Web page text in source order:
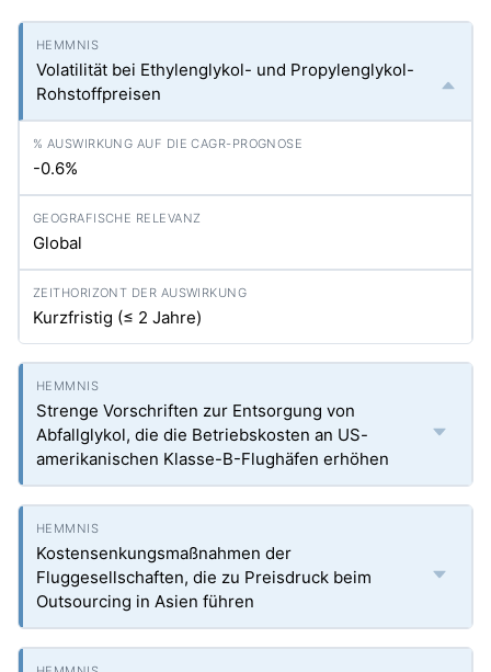
Volatilität bei Ethylenglykol- und Propylenglykol-
Rohstoffpreisen
-0.6%
Global
Kurzfristig (≤ 2 Jahre)
Strenge Vorschriften zur Entsorgung von
Abfallglykol, die die Betriebskosten an US-
amerikanischen Klasse-B-Flughäfen erhöhen
Kostensenkungsmaßnahmen der
Fluggesellschaften, die zu Preisdruck beim
Outsourcing in Asien führen